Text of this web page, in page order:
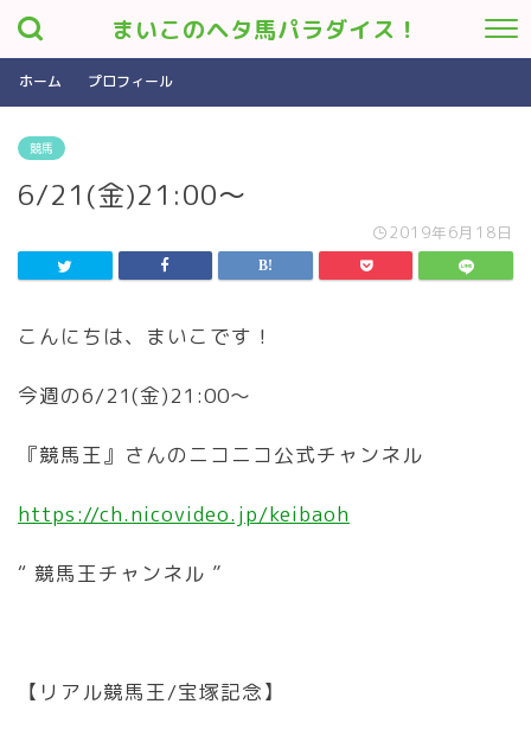
まいこのヘタ馬パラダイス！
ホーム プロフィール
競馬
6/21(金)21:00〜
2019年6月18日
こんにちは、まいこです！
今週の6/21(金)21:00〜
『競馬王』さんのニコニコ公式チャンネル
https://ch.nicovideo.jp/keibaoh
“ 競馬王チャンネル ”
【リアル競馬王/宝塚記念】